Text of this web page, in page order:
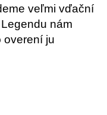
veľmi vďační
nám
overení ju